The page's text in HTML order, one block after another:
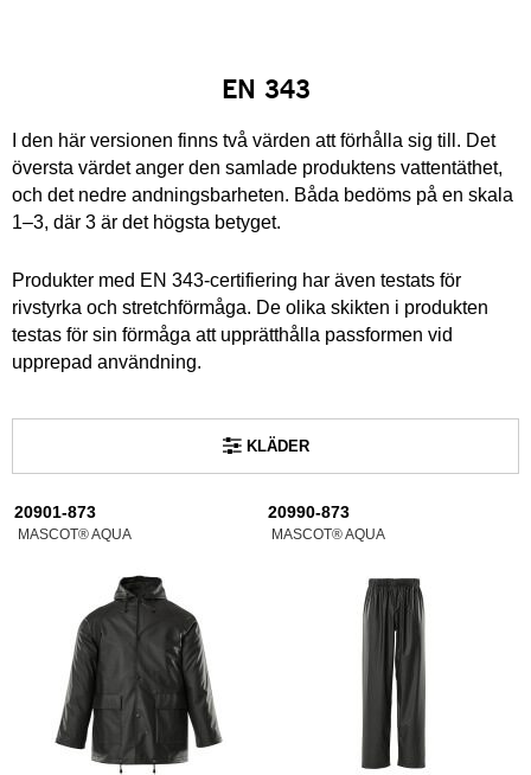
EN 343
I den här versionen finns två värden att förhålla sig till. Det
översta värdet anger den samlade produktens vattentäthet,
och det nedre andningsbarheten. Båda bedöms på en skala
1–3, där 3 är det högsta betyget.
Produkter med EN 343-certifiering har även testats för
rivstyrka och stretchförmåga. De olika skikten i produkten
testas för sin förmåga att upprätthålla passformen vid
upprepad användning.
KLÄDER
20901-873
MASCOT® AQUA
20990-873
MASCOT® AQUA